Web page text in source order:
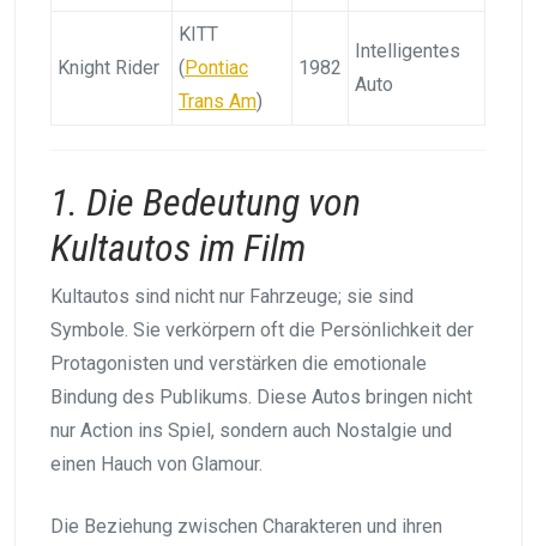
Knight Rider
KITT
(Pontiac
Trans Am)
1982
Intelligentes
Auto
1. Die Bedeutung von
Kultautos im Film
Kultautos sind nicht nur Fahrzeuge; sie sind
Symbole. Sie verkörpern oft die Persönlichkeit der
Protagonisten und verstärken die emotionale
Bindung des Publikums. Diese Autos bringen nicht
nur Action ins Spiel, sondern auch Nostalgie und
einen Hauch von Glamour.
Die Beziehung zwischen Charakteren und ihren